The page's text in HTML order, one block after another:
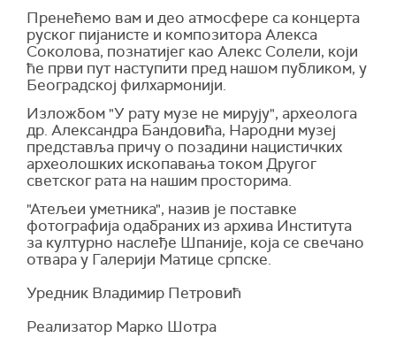
Пренећемо вам и део атмосфере са концерта
руског пијанисте и композитора Алекса
Соколова, познатијег као Алекс Солели, који
ће први пут наступити пред нашом публиком, у
Београдској филхармонији.
Изложбом "У рату музе не мирују", археолога
др. Александра Бандовића, Народни музеј
представља причу о позадини нацистичких
археолошких ископавања током Другог
светског рата на нашим просторима.
"Атељеи уметника", назив је поставке
фотографија одабраних из архива Института
за културно наслеђе Шпаније, која се свечано
отвара у Галерији Матице српске.
Уредник Владимир Петровић
Реализатор Марко Шотра